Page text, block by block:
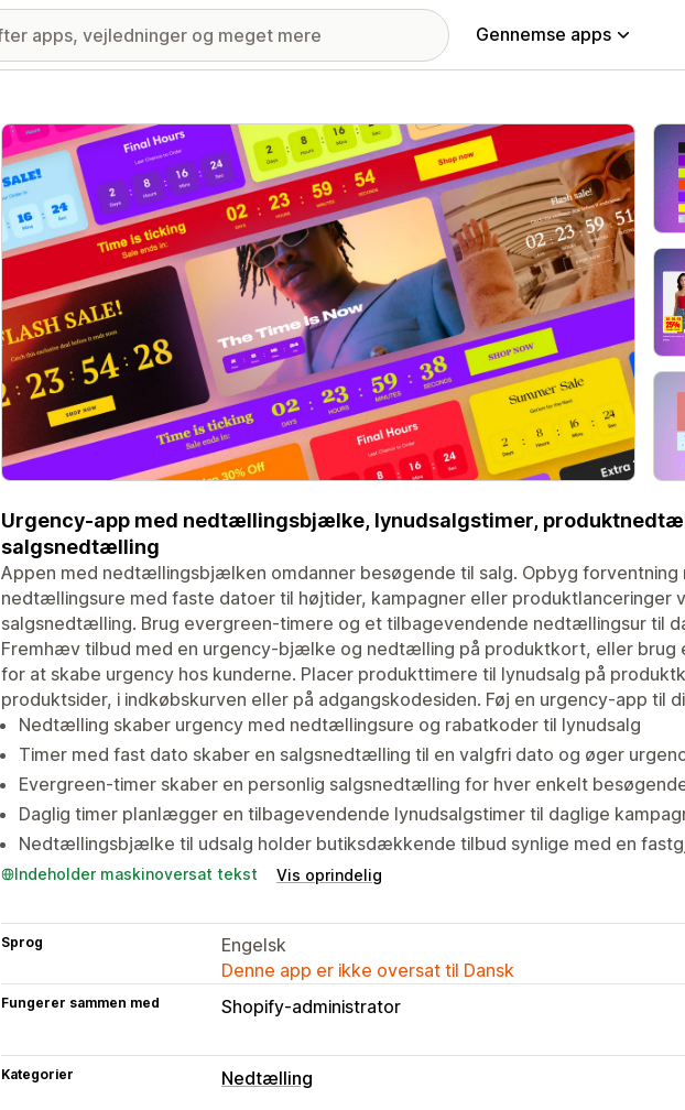
Gennemse apps
Galleri med udvalgte billeder
Urgency-app med nedtællingsbjælke, lynudsalgstimer,
salgsnedtælling
Appen med nedtællingsbjælken omdanner besøgende til salg. Opbyg forventning
nedtællingsure med faste datoer til højtider, kampagner eller produktlanceringer
salgsnedtælling. Brug evergreen-timere og et tilbagevendende nedtællingsur til
Fremhæv tilbud med en urgency-bjælke og nedtælling på produktkort, eller brug
for at skabe urgency hos kunderne. Placer produkttimere til lynudsalg på
produktsider, i indkøbskurven eller på adgangskodesiden. Føj en urgency-app til
Nedtælling skaber urgency med nedtællingsure og rabatkoder til lynudsalg
Timer med fast dato skaber en salgsnedtælling til en valgfri dato og øger
Evergreen-timer skaber en personlig salgsnedtælling for hver enkelt
Daglig timer planlægger en tilbagevendende lynudsalgstimer til daglige
Nedtællingsbjælke til udsalg holder butiksdækkende tilbud synlige med en
Indeholder maskinoversat tekst Vis oprindelig
Sprog
Engelsk
Denne app er ikke oversat til Dansk
Fungerer sammen med Shopify-administrator
Kategorier Nedtælling